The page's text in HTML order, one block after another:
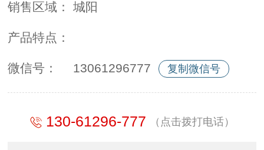
销售区域： 城阳
产品特点：
微信号： 13061296777 复制微信号
130-61296-777 （点击拨打电话）